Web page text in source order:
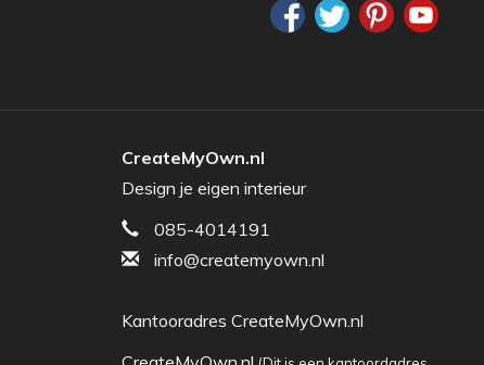
CreateMyOwn.nl
Design je eigen interieur
085-4014191
info@createmyown.nl
Kantooradres CreateMyOwn.nl